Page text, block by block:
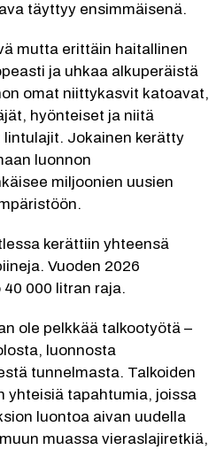
täyttyy ensimmäisenä.
mutta erittäin haitallinen
ja uhkaa alkuperäistä
omat niittykasvit katoavat,
hyönteiset ja niitä
Jokainen kerätty
luonnon
miljoonien uusien
kerättiin yhteensä
Vuoden 2026
000 litran raja.
ole pelkkää talkootyötä –
luonnosta
tunnelmasta. Talkoiden
yhteisiä tapahtumia, joissa
luontoa aivan uudella
muassa vieraslajiretkiä,